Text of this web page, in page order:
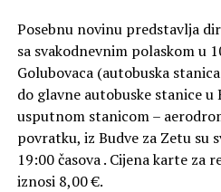
Posebnu novinu predstavlja
sa svakodnevnim polaskom u
Golubovaca (autobuska
do glavne autobuske stanice u
usputnom stanicom –
povratku, iz Budve za Zetu su
19:00 časova . Cijena karte za
iznosi 8,00 €.